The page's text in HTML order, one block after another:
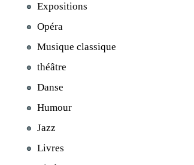
Expositions
Opéra
Musique classique
théâtre
Danse
Humour
Jazz
Livres